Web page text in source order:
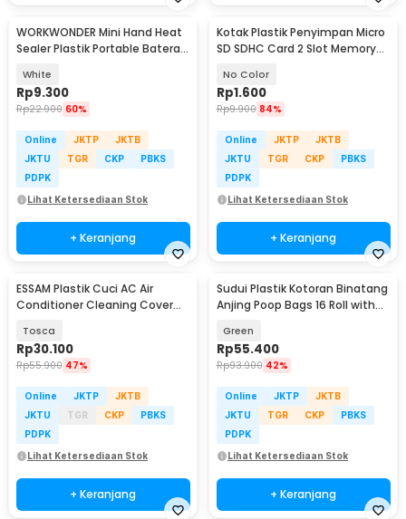
WORKWONDER Mini Hand Heat
Sealer Plastik Portable Baterai
White
Rp9.300
Rp22.900 60%
Online JKTP
JKTB
JKTU
TGR CKP
PBKS
PDPK
Lihat Ketersediaan Stok
+ Keranjang
Kotak Plastik Penyimpan Micro
SD SDHC Card 2 Slot Memory
No Color
Rp1.600
Rp9.900 84%
Online JKTP
JKTB
JKTU
TGR CKP
PBKS
PDPK
Lihat Ketersediaan Stok
+ Keranjang
ESSAM Plastik Cuci AC Air
Conditioner Cleaning Cover
Tosca
Rp30.100
Rp55.900 47%
Online JKTP
JKTB
JKTU
TGR CKP
PBKS
PDPK
Lihat Ketersediaan Stok
+ Keranjang
Sudui Plastik Kotoran Binatang
Anjing Poop Bags 16 Roll with
Green
Rp55.400
Rp93.900 42%
Online JKTP
JKTB
JKTU
TGR CKP
PBKS
PDPK
Lihat Ketersediaan Stok
+ Keranjang